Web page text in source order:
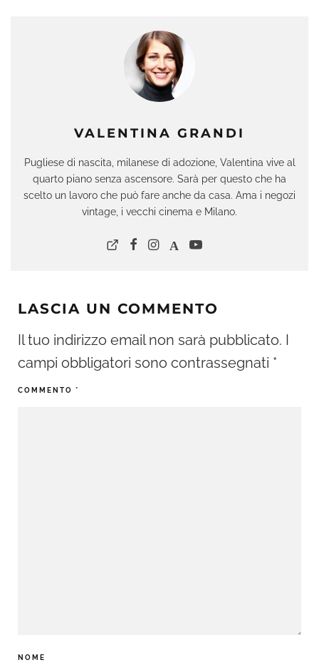
VALENTINA GRANDI
Pugliese di nascita, milanese di adozione, Valentina vive al
quarto piano senza ascensore. Sarà per questo che ha
scelto un lavoro che può fare anche da casa. Ama i negozi
vintage, i vecchi cinema e Milano.
LASCIA UN COMMENTO
Il tuo indirizzo email non sarà pubblicato. I
campi obbligatori sono contrassegnati *
COMMENTO *
NOME